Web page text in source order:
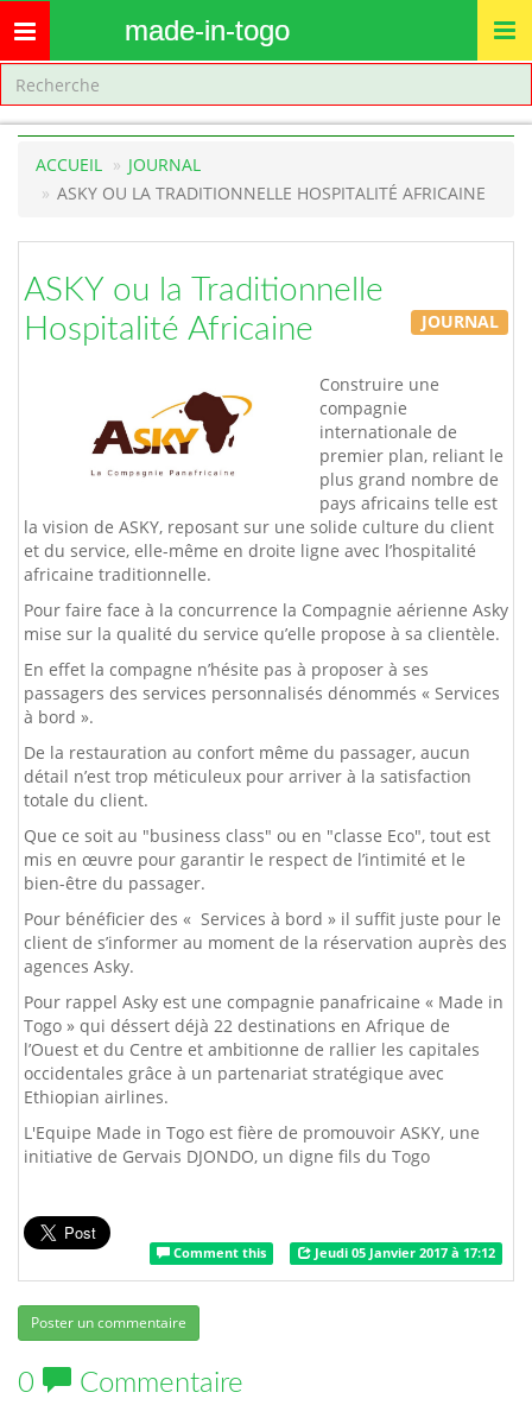
Toggle
navigation
made-in-togo
ACCUEIL
JOURNAL
ASKY OU LA TRADITIONNELLE HOSPITALITÉ AFRICAINE
ASKY ou la Traditionnelle
Hospitalité Africaine
JOURNAL
Construire une
compagnie
internationale de
premier plan, reliant le
plus grand nombre de
pays africains telle est
la vision de ASKY, reposant sur une solide culture du client
et du service, elle-même en droite ligne avec l’hospitalité
africaine traditionnelle.
Pour faire face à la concurrence la Compagnie aérienne Asky
mise sur la qualité du service qu’elle propose à sa clientèle.
En effet la compagne n’hésite pas à proposer à ses
passagers des services personnalisés dénommés « Services
à bord ».
De la restauration au confort même du passager, aucun
détail n’est trop méticuleux pour arriver à la satisfaction
totale du client.
Que ce soit au "business class" ou en "classe Eco", tout est
mis en œuvre pour garantir le respect de l’intimité et le
bien-être du passager.
Pour bénéficier des « Services à bord » il suffit juste pour le
client de s’informer au moment de la réservation auprès des
agences Asky.
Pour rappel Asky est une compagnie panafricaine « Made in
Togo » qui déssert déjà 22 destinations en Afrique de
l’Ouest et du Centre et ambitionne de rallier les capitales
occidentales grâce à un partenariat stratégique avec
Ethiopian airlines.
L'Equipe Made in Togo est fière de promouvoir ASKY, une
initiative de Gervais DJONDO, un digne fils du Togo
Comment this Jeudi 05 Janvier 2017 à 17:12
Poster un commentaire
0 Commentaire